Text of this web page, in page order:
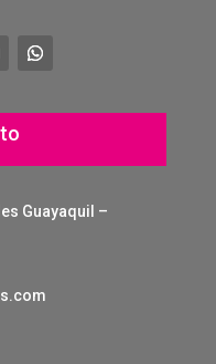
Guayaquil –